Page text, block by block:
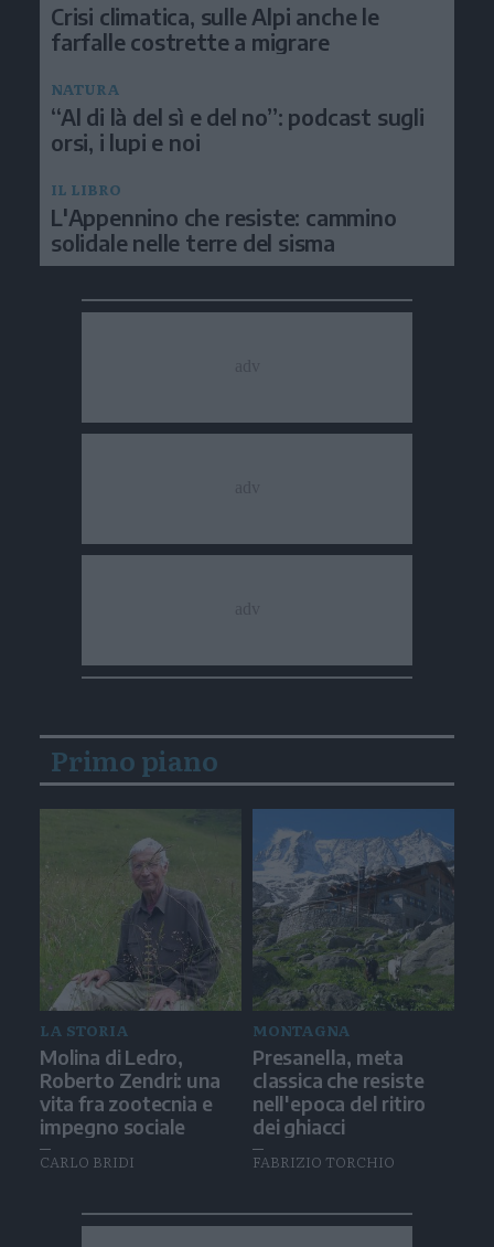
Crisi climatica, sulle Alpi anche le
farfalle costrette a migrare
NATURA
“Al di là del sì e del no”: podcast sugli
orsi, i lupi e noi
IL LIBRO
L'Appennino che resiste: cammino
solidale nelle terre del sisma
Primo piano
LA STORIA
Molina di Ledro,
Roberto Zendri: una
vita fra zootecnia e
impegno sociale
CARLO BRIDI
MONTAGNA
Presanella, meta
classica che resiste
nell'epoca del ritiro
dei ghiacci
FABRIZIO TORCHIO